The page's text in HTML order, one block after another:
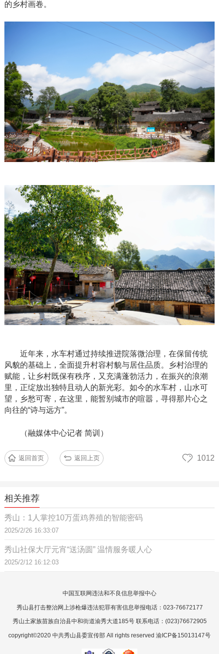
的乡村画卷。
近年来，水车村通过持续推进院落微治理，在保留传统
风貌的基础上，全面提升村容村貌与居住品质。乡村治理的
赋能，让乡村既保有秩序，又充满蓬勃活力，在振兴的浪潮
里，正绽放出独特且动人的新光彩。如今的水车村，山水可
望，乡愁可寄，在这里，能暂别城市的喧嚣，寻得那片心之
向往的“诗与远方”。
（融媒体中心记者 简训）
返回首页 返回上页 1012
相关推荐
秀山：1人掌控10万蛋鸡养殖的智能密码
2025/2/26 16:33:07
秀山社保大厅元宵“送汤圆” 温情服务暖人心
2025/2/12 16:12:03
中国互联网违法和不良信息举报中心
秀山县打击整治网上涉枪爆违法犯罪有害信息举报电话：023-76672177
秀山土家族苗族自治县中和街道渝秀大道185号 联系电话：(023)76672905
copyright©2020 中共秀山县委宣传部 All rights reserved 渝ICP备15013147号